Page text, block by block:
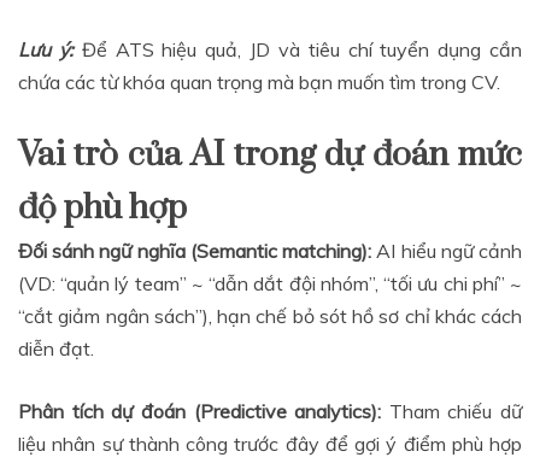
Lưu ý: Để ATS hiệu quả, JD và tiêu chí tuyển dụng cần
chứa các từ khóa quan trọng mà bạn muốn tìm trong CV.
Vai trò của AI trong dự đoán mức
độ phù hợp
Đối sánh ngữ nghĩa (Semantic matching): AI hiểu ngữ cảnh
(VD: “quản lý team” ~ “dẫn dắt đội nhóm”, “tối ưu chi phí” ~
“cắt giảm ngân sách”), hạn chế bỏ sót hồ sơ chỉ khác cách
diễn đạt.
Phân tích dự đoán (Predictive analytics): Tham chiếu dữ
liệu nhân sự thành công trước đây để gợi ý điểm phù hợp